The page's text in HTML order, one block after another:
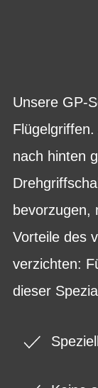
Unsere GP-
nach hinten
bevorzugen,
Vorteile des
verzichten:
dieser